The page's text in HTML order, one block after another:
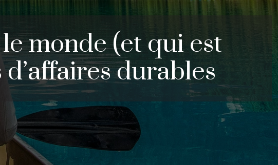
monde (et qui est
durables